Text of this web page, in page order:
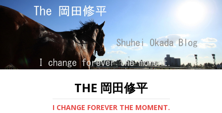
THE 岡田修平
I CHANGE FOREVER THE MOMENT.